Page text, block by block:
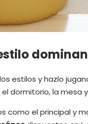
estilos y hazlo
dormitorio, la mesa
como el principal y